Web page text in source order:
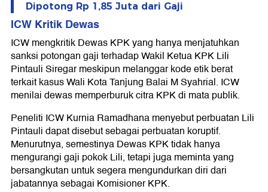
Dipotong Rp 1,85 Juta dari Gaji
ICW Kritik Dewas
ICW mengkritik Dewas KPK yang hanya menjatuhkan
sanksi potongan gaji terhadap Wakil Ketua KPK Lili
Pintauli Siregar meskipun melanggar kode etik berat
terkait kasus Wali Kota Tanjung Balai M Syahrial. ICW
menilai dewas memperburuk citra KPK di mata publik.
Peneliti ICW Kurnia Ramadhana menyebut perbuatan Lili
Pintauli dapat disebut sebagai perbuatan koruptif.
Menurutnya, semestinya Dewas KPK tidak hanya
mengurangi gaji pokok Lili, tetapi juga meminta yang
bersangkutan untuk segera mengundurkan diri dari
jabatannya sebagai Komisioner KPK.